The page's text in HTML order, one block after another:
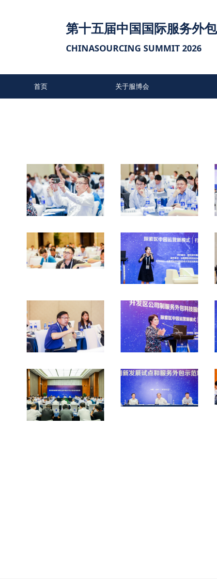
第十五届中国国际服务外
CHINASOURCING SUMMIT 2026
首页 关于服博会